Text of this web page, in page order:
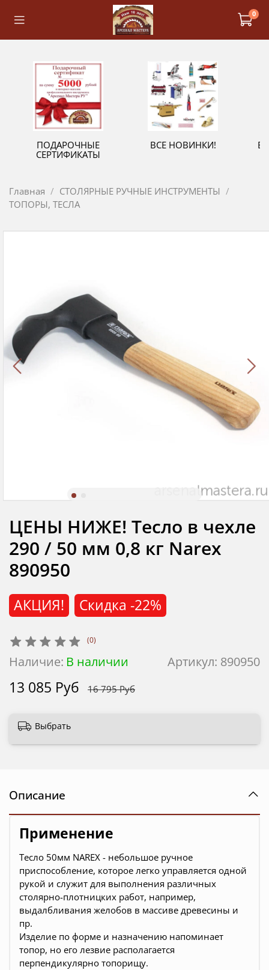
0
ПОДАРОЧНЫЕ
СЕРТИФИКАТЫ
ВСЕ НОВИНКИ!
Главная
СТОЛЯРНЫЕ РУЧНЫЕ ИНСТРУМЕНТЫ
ТОПОРЫ, ТЕСЛА
(0)
Артикул: 890950
Наличие: В наличии
АКЦИЯ! Скидка -22%
ЦЕНЫ НИЖЕ! Тесло в чехле
290 / 50 мм 0,8 кг Narex
890950
13 085 Руб 16 795 Руб
Выбрать
Описание
Применение
Тесло 50мм NAREX - небольшое ручное
приспособление, которое легко управляется одной
рукой и служит для выполнения различных
столярно-плотницких работ, например,
выдалбливания желобов в массиве древесины и
пр.
Изделие по форме и назначению напоминает
топор, но его лезвие располагается
перпендикулярно топорищу.